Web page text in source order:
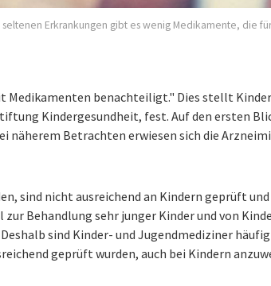
Erkrankungen gibt es wenig Medikamente, die
Medikamenten benachteiligt." Dies stellt
Kindergesundheit, fest. Auf den ersten
näherem Betrachten erwiesen sich die
sind nicht ausreichend an Kindern geprüft
Behandlung sehr junger Kinder und von
sind Kinder- und Jugendmediziner häufig
geprüft wurden, auch bei Kindern